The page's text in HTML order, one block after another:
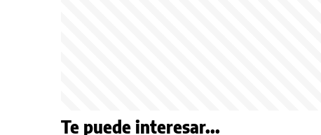
Te puede interesar...